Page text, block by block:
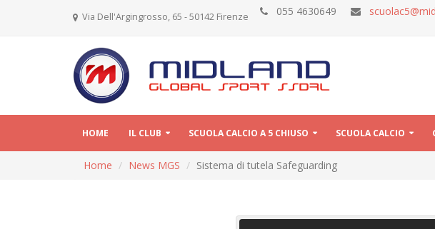
Via Dell'Argingrosso, 65 - 50142 Firenze 055 4630649
HOME IL CLUB SCUOLA CALCIO A 5 CHIUSO SCUOLA CALCIO
Home News MGS Sistema di tutela Safeguarding